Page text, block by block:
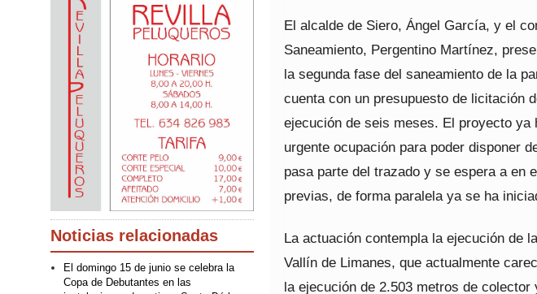
El alcalde de Siero, Ángel García, y el
Saneamiento, Pergentino Martínez,
la segunda fase del saneamiento de la
cuenta con un presupuesto de licitación
ejecución de seis meses. El proyecto ya
urgente ocupación para poder disponer
pasa parte del trazado y se espera a en
previas, de forma paralela ya se ha
La actuación contempla la ejecución de
Vallín de Limanes, que actualmente
la ejecución de 2.503 metros de
Noticias relacionadas
El domingo 15 de junio se celebra la
Copa de Debutantes en las